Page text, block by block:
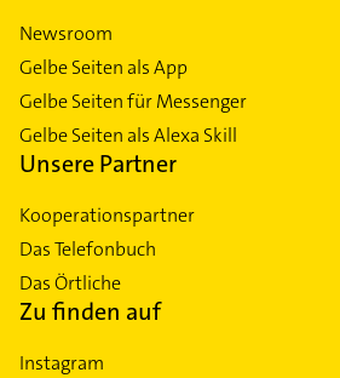
Newsroom
Gelbe Seiten als App
Gelbe Seiten für Messenger
Gelbe Seiten als Alexa Skill
Unsere Partner
Kooperationspartner
Das Telefonbuch
Das Örtliche
Zu finden auf
Instagram